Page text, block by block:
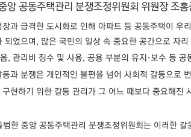
앙 공동주택관리 분쟁조정위원회 위원장 조홍
장과 급격한 도시화로 인해 아파트 등 공동주택이 우
되었으며, 많은 국민의 일상 속 중요한 공간으로 자리
, 관리비 징수 및 사용, 공용 부분의 유지·보수 등 공
등과 분쟁은 개인적인 불편을 넘어 사회적 갈등으로
구현하기 위한 갈등 관리가 그 어느 때보다 중요해진
한 중앙 공동주택관리 분쟁조정위원회는 이러한 갈